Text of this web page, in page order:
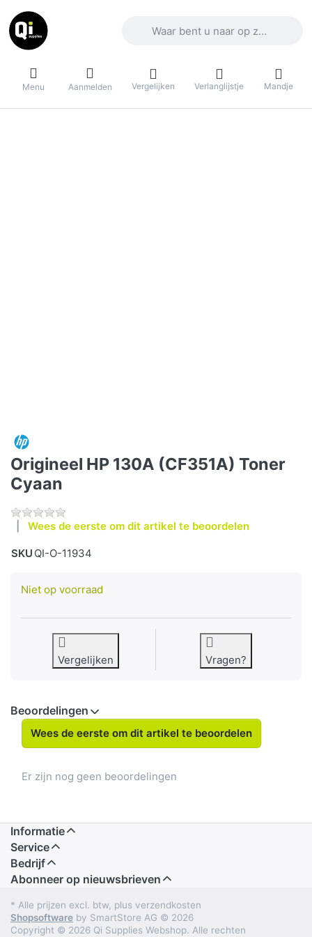
Menu Aanmelden Vergelijken Verlanglijstje Mandje
Origineel HP 130A (CF351A) Toner
Cyaan
Wees de eerste om dit artikel te beoordelen
SKU QI-O-11934
Niet op voorraad
Vergelijken Vragen?
Beoordelingen
Wees de eerste om dit artikel te beoordelen
Er zijn nog geen beoordelingen
Informatie
Service
Bedrijf
Abonneer op nieuwsbrieven
* Alle prijzen excl. btw, plus verzendkosten
Shopsoftware by SmartStore AG © 2026
Copyright © 2026 Qi Supplies Webshop. Alle rechten